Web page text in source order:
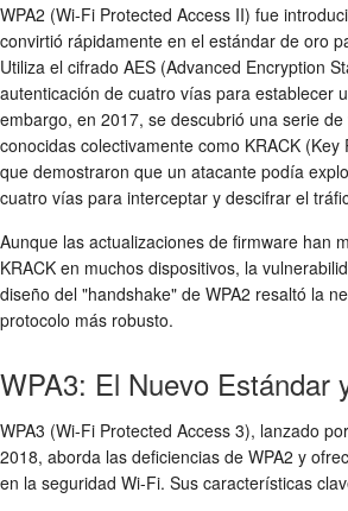
WPA2 (Wi-Fi Protected Access II) fue
convirtió rápidamente en el estándar de oro
Utiliza el cifrado AES (Advanced Encryption
autenticación de cuatro vías para establecer
embargo, en 2017, se descubrió una serie
conocidas colectivamente como KRACK (Key
que demostraron que un atacante podía
cuatro vías para interceptar y descifrar el
Aunque las actualizaciones de firmware han
KRACK en muchos dispositivos, la
diseño del "handshake" de WPA2 resaltó la
protocolo más robusto.
WPA3: El Nuevo Estándar
WPA3 (Wi-Fi Protected Access 3), lanzado
2018, aborda las deficiencias de WPA2 y
en la seguridad Wi-Fi. Sus características